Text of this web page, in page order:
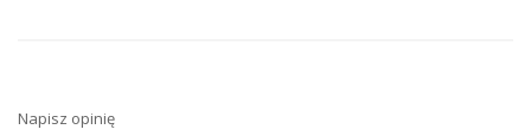
Napisz opinię